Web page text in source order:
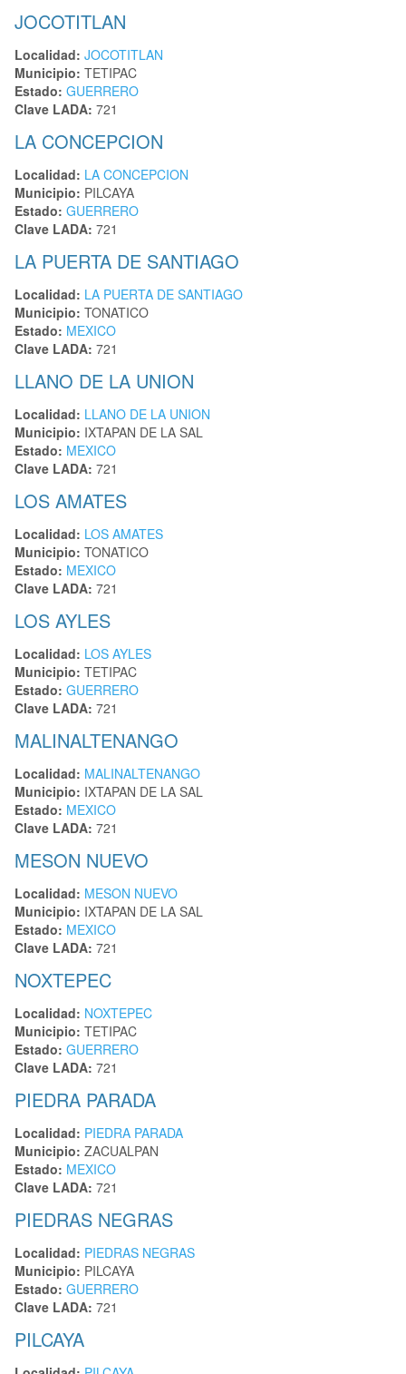
JOCOTITLAN
Localidad: JOCOTITLAN
Municipio: TETIPAC
Estado: GUERRERO
Clave LADA: 721
LA CONCEPCION
Localidad: LA CONCEPCION
Municipio: PILCAYA
Estado: GUERRERO
Clave LADA: 721
LA PUERTA DE SANTIAGO
Localidad: LA PUERTA DE SANTIAGO
Municipio: TONATICO
Estado: MEXICO
Clave LADA: 721
LLANO DE LA UNION
Localidad: LLANO DE LA UNION
Municipio: IXTAPAN DE LA SAL
Estado: MEXICO
Clave LADA: 721
LOS AMATES
Localidad: LOS AMATES
Municipio: TONATICO
Estado: MEXICO
Clave LADA: 721
LOS AYLES
Localidad: LOS AYLES
Municipio: TETIPAC
Estado: GUERRERO
Clave LADA: 721
MALINALTENANGO
Localidad: MALINALTENANGO
Municipio: IXTAPAN DE LA SAL
Estado: MEXICO
Clave LADA: 721
MESON NUEVO
Localidad: MESON NUEVO
Municipio: IXTAPAN DE LA SAL
Estado: MEXICO
Clave LADA: 721
NOXTEPEC
Localidad: NOXTEPEC
Municipio: TETIPAC
Estado: GUERRERO
Clave LADA: 721
PIEDRA PARADA
Localidad: PIEDRA PARADA
Municipio: ZACUALPAN
Estado: MEXICO
Clave LADA: 721
PIEDRAS NEGRAS
Localidad: PIEDRAS NEGRAS
Municipio: PILCAYA
Estado: GUERRERO
Clave LADA: 721
PILCAYA